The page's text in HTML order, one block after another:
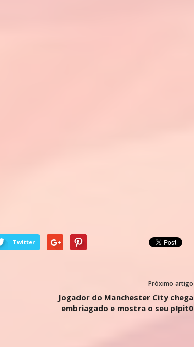
Twitter
Próximo artigo
Jogador do Manchester City chega
embriagado e mostra o seu p!pit0